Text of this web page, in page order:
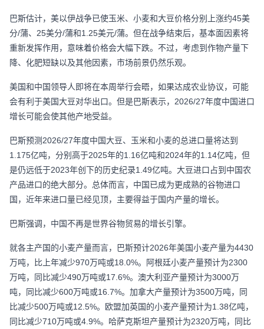
巴斯估计，美以伊战争已使玉米、小麦和大豆价格分别上涨约45美
分/蒲、25美分/蒲和1.25美元/蒲。但在战争结束后，基本面因素将
重新发挥作用，意味着价格会大幅下跌。不过，考虑到作物产量下
降、化肥短缺以及其他因素，市场前景仍然乐观。
美国和中国领导人即将在本周举行会晤，如果达成农业协议，可能
会有利于美国大豆对华出口。但是巴斯表示，2026/27年度中国进口
增长可能会使其他产地受益。
巴斯预测2026/27年度中国大豆、玉米和小麦的总进口量将达到
1.175亿吨，分别高于2025年的1.16亿吨和2024年的1.14亿吨，但
是仍远低于2023年创下的历史纪录1.49亿吨。大豆进口占到中国农
产品进口的绝大部分。总体而言，中国已成为更成熟的谷物进口
国，近年来进口量已经见顶，主要得益于国内产量的增长。
巴斯强调，中国不再是世界谷物贸易的增长引擎。
就各主产国的小麦产量而言，巴斯预计2026年美国小麦产量为4430
万吨，比上年减少970万吨或18.0%。阿根廷小麦产量预计为2300
万吨，同比减少490万吨或17.6%。澳大利亚产量预计为3000万
吨，同比减少600万吨或16.7%。加拿大产量预计为3500万吨，同
比减少500万吨或12.5%。欧盟加英国的小麦产量预计为1.38亿吨，
同比减少710万吨或4.9%。哈萨克斯坦产量预计为2320万吨，同比